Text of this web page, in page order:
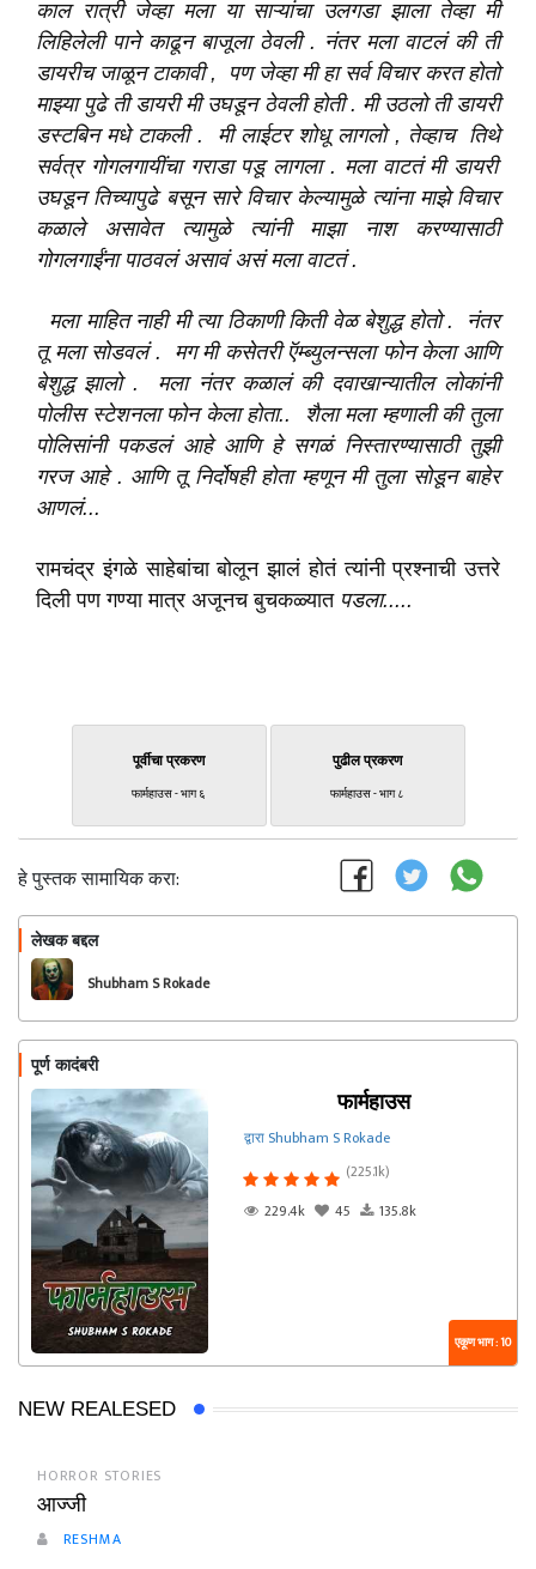
काल रात्री जेव्हा मला या साऱ्यांचाउलगडा झाला तेव्हा मी
लिहिलेली पाने काढून बाजूला ठेवली. नंतर मला वाटलं की ती
डायरीचजाळून टाकावी , पण जेव्हा मी हा सर्व विचार करत होतो
माझ्या पुढे ती डायरी मी उघडून ठेवली होती . मी उठलो ती डायरी
डस्टबिन मधे टाकली . मी लाईटर शोधू लागलो , तेव्हाच तिथे
सर्वत्र गोगलगायींचा गराडा पडू लागला. मला वाटतं मी डायरी
उघडून तिच्यापुढे बसून सारे विचार केल्यामुळे त्यांना माझे विचार
कळाले
असावेतत्यामुळे त्यांनी माझा नाश करण्यासाठी
गोगलगाईंना पाठवलं असावं असं मला वाटतं .
मला माहित नाही मी त्या ठिकाणी किती वेळ बेशुद्ध होतो . नंतर
तू मला सोडवलं . मग मी कसेतरीऍम्ब्युलन्सलाफोन केला आणि
बेशुद्ध झालो . मला नंतर कळालं की दवाखान्यातीललोकांनी
पोलीस स्टेशनलाफोन केला होता.. शैला मला म्हणाली की तुला
पोलिसांनी पकडलं आहे आणि हे सगळं निस्तारण्यासाठी तुझी
गरज आहे . आणि तू निर्दोषही होता म्हणून मी तुला सोडून बाहेर
आणलं...
रामचंद्र इंगळे साहेबांचा बोलून झालं होतं त्यांनी प्रश्नाची उत्तरे
दिली पण गण्या मात्र अजूनच बुचकळ्यातपडला.....
पूर्वीचा प्रकरण
फार्महाउस - भाग ६
पुढील प्रकरण
फार्महाउस - भाग ८
हे पुस्तक सामायिक करा:
लेखक बद्दल
Shubham S Rokade
पूर्ण कादंबरी
फार्महाउस
द्वारा Shubham S Rokade
(225.1k)
229.4k
45 135.8k
एकूण भाग : 10
NEW REALESED
HORROR STORIES
आज्जी
RESHMA